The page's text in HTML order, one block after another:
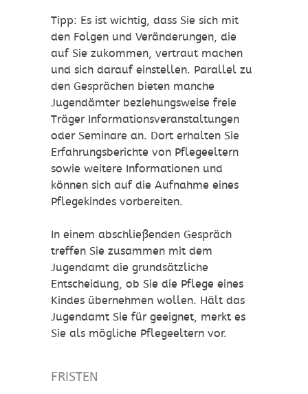
Tipp: Es ist wichtig, dass Sie sich mit
den Folgen und Veränderungen, die
auf Sie zukommen, vertraut machen
und sich darauf einstellen. Parallel zu
den Gesprächen bieten manche
Jugendämter beziehungsweise freie
Träger Informationsveranstaltungen
oder Seminare an. Dort erhalten Sie
Erfahrungsberichte von Pflegeeltern
sowie weitere Informationen und
können sich auf die Aufnahme eines
Pflegekindes vorbereiten.
In einem abschließenden Gespräch
treffen Sie zusammen mit dem
Jugendamt die grundsätzliche
Entscheidung, ob Sie die Pflege eines
Kindes übernehmen wollen. Hält das
Jugendamt Sie für geeignet, merkt es
Sie als mögliche Pflegeeltern vor.
FRISTEN